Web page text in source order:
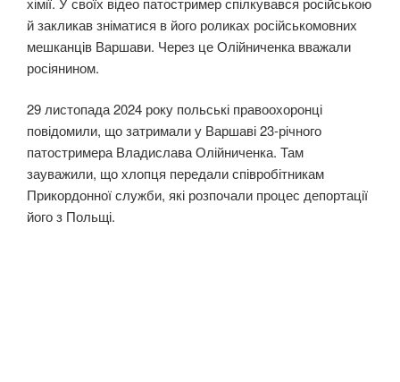
й закликав зніматися в його роликах російськомовних
мешканців Варшави. Через це Олійниченка вважали
росіянином.
29 листопада 2024 року польські правоохоронці
повідомили, що затримали у Варшаві 23-річного
патостримера Владислава Олійниченка. Там
зауважили, що хлопця передали співробітникам
Прикордонної служби, які розпочали процес депортації
його з Польщі.